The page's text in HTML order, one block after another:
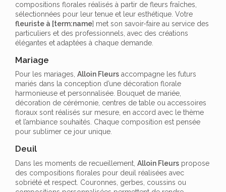
compositions florales réalisés à partir de fleurs fraîches,
sélectionnées pour leur tenue et leur esthétique. Votre
fleuriste à [term:name] met son savoir-faire au service des
particuliers et des professionnels, avec des créations
élégantes et adaptées à chaque demande.
Mariage
Pour les mariages, Alloin Fleurs accompagne les futurs
mariés dans la conception d’une décoration florale
harmonieuse et personnalisée. Bouquet de mariée,
décoration de cérémonie, centres de table ou accessoires
floraux sont réalisés sur mesure, en accord avec le thème
et l’ambiance souhaités. Chaque composition est pensée
pour sublimer ce jour unique.
Deuil
Dans les moments de recueillement, Alloin Fleurs propose
des compositions florales pour deuil réalisées avec
sobriété et respect. Couronnes, gerbes, coussins ou